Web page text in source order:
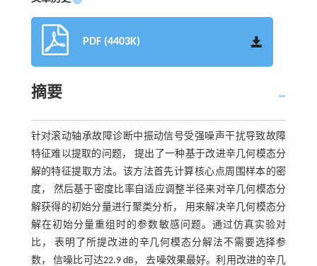
PDF (4403K)
摘要
针对滚动轴承故障诊断中振动信号受强噪声干扰导致故障
特征难以提取的问题， 提出了一种基于改进辛几何模态分
解的特征提取方法。该方法首先计算核心点周围样本的密
度， 然后基于密度比率自适应调整半径来对辛几何模态分
解获得的初始分量进行聚类分析， 用来解决辛几何模态分
解在初始分量重组时的参数敏感问题。通过仿真实验对
比， 表明了所提改进的辛几何模态分解法不需要选择参
数， 信噪比可达22.9 dB， 去噪效果最好。利用改进的辛几